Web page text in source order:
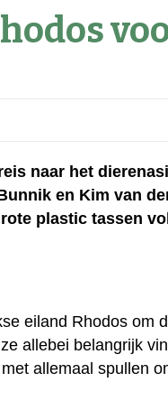
naar het
en Kim van
plastic tassen
eiland Rhodos om
allebei belangrijk
allemaal spullen